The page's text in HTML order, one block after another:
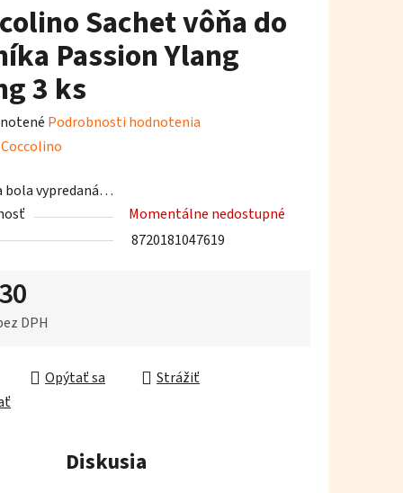
Sachet vôňa do
Passion Ylang
3 ks
Podrobnosti hodnotenia
Coccolino
bola vypredaná…
Momentálne nedostupné
8720181047619
DPH
Opýtať sa
Strážiť
Diskusia